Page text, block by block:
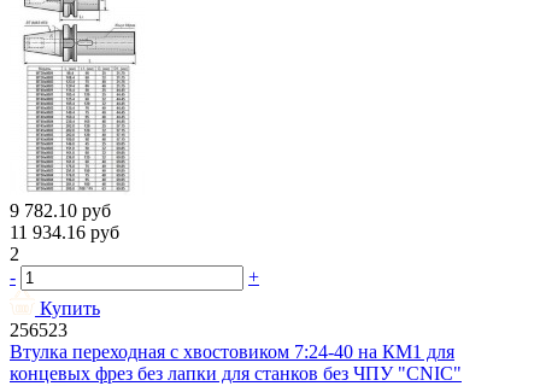
9 782.10 руб
11 934.16 руб
2
-
+
Купить
256523
Втулка переходная с хвостовиком 7:24-40 на КМ1 для
концевых фрез без лапки для станков без ЧПУ "CNIC"